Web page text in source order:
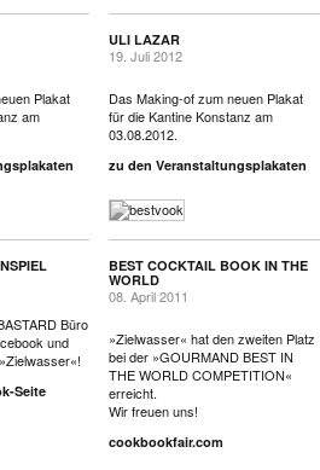
Plakat
am
ULI LAZAR
19. Juli 2012
Das Making-of zum neuen Plakat
für die Kantine Konstanz am
03.08.2012.
zu den Veranstaltungsplakaten
Büro
und
Seite
BEST COCKTAIL BOOK IN THE
WORLD
08. April 2011
»Zielwasser« hat den zweiten Platz
bei der »GOURMAND BEST IN
THE WORLD COMPETITION«
erreicht.
Wir freuen uns!
cookbookfair.com